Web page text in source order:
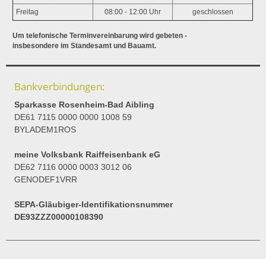
Freitag 08:00 - 12:00 Uhr geschlossen
Um telefonische Terminvereinbarung wird gebeten -
insbesondere im Standesamt und Bauamt.
Bankverbindungen:
Sparkasse Rosenheim-Bad Aibling
DE61 7115 0000 0000 1008 59
BYLADEM1ROS
meine Volksbank Raiffeisenbank eG
DE62 7116 0000 0003 3012 06
GENODEF1VRR
SEPA-Gläubiger-Identifikationsnummer
DE93ZZZ00000108390